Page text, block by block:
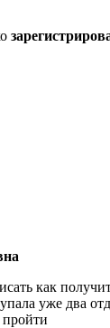
как
уже два
пройти